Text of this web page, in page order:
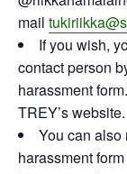
mail
If you wish,
contact person
harassment
TREY’s website.
You can also
harassment